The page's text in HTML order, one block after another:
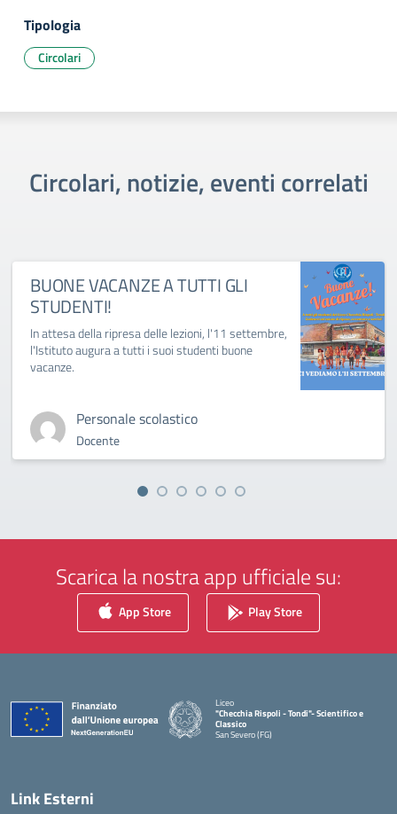
Tipologia
Circolari
Circolari, notizie, eventi correlati
BUONE VACANZE A TUTTI GLI
STUDENTI!
In attesa della ripresa delle lezioni, l'11 settembre,
l'Istituto augura a tutti i suoi studenti buone
vacanze.
Personale scolastico
Docente
Scarica la nostra app ufficiale su:
App Store Play Store
Liceo
"Checchia Rispoli - Tondi"- Scientifico e
Classico
San Severo (FG)
Link Esterni